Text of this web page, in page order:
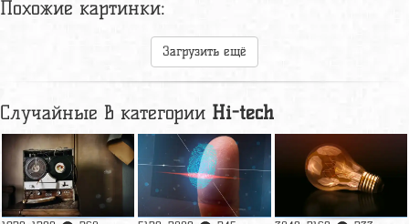
Похожие картинки:
Загрузить ещё
Случайные в категории Hi-tech